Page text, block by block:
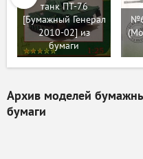
танк ПТ-76
[Бумажный Генерал
2010-02] из
бумаги
Архив моделей
бумаги